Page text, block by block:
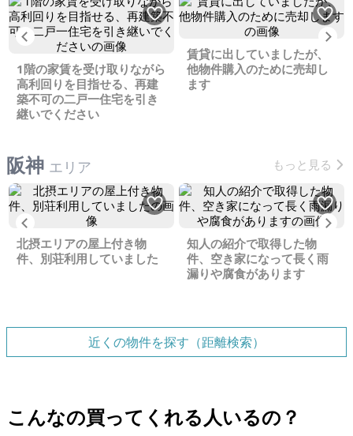
Previous
1階の家賃を受け取りながら
高利回りを目指せる、再建
築不可の二戸一住宅を引き
継いでください
賃貸に出していましたが、
他物件購入のために売却し
ます
阪神 エリア もっと見る
北摂エリアの屋上付き物
件、別荘利用していました
知人の紹介で取得した物
件、空き家になって長く雨
漏りや腐食があります
近くの物件を探す（距離検索）
こんなの買ってくれる人いるの？